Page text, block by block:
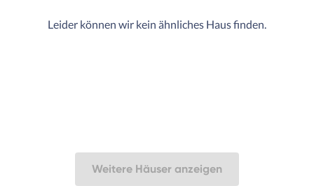
Leider können wir kein ähnliches Haus finden.
Weitere Häuser anzeigen